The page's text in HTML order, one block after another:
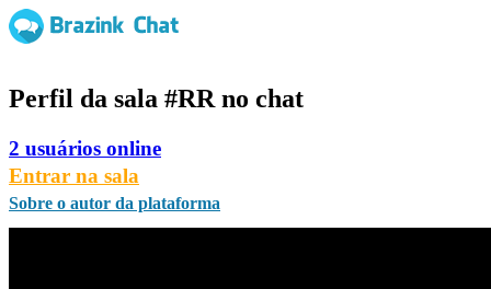
Perfil da sala #RR no chat
2 usuários online
Entrar na sala
Sobre o autor da plataforma